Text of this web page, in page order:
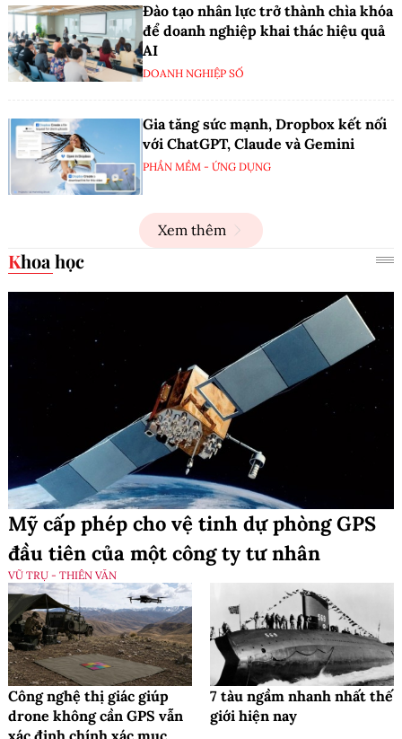
Đào tạo nhân lực trở thành chìa khóa
để doanh nghiệp khai thác hiệu quả
AI
DOANH NGHIỆP SỐ
Gia tăng sức mạnh, Dropbox kết nối
với ChatGPT, Claude và Gemini
PHẦN MỀM - ỨNG DỤNG
Xem thêm
Khoa học
Mỹ cấp phép cho vệ tinh dự phòng GPS
đầu tiên của một công ty tư nhân
VŨ TRỤ - THIÊN VĂN
Công nghệ thị giác giúp
drone không cần GPS vẫn
xác định chính xác mục
7 tàu ngầm nhanh nhất thế
giới hiện nay